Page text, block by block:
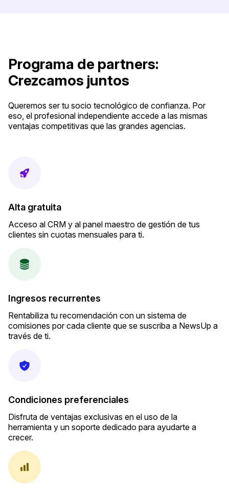
Programa de partners:
Crezcamos juntos
Queremos ser tu socio tecnológico de confianza. Por
eso, el profesional independiente accede a las mismas
ventajas competitivas que las grandes agencias.
Alta gratuita
Acceso al CRM y al panel maestro de gestión de tus
clientes sin cuotas mensuales para ti.
Ingresos recurrentes
Rentabiliza tu recomendación con un sistema de
comisiones por cada cliente que se suscriba a NewsUp a
través de ti.
Condiciones preferenciales
Disfruta de ventajas exclusivas en el uso de la
herramienta y un soporte dedicado para ayudarte a
crecer.